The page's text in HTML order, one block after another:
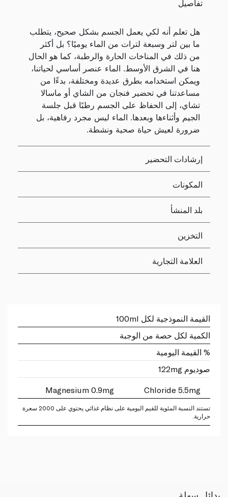
تفاصيل
هل تعلم أنه لكي يعمل الجسم بشكل صحيح، يتطلب
ما بين لتر وسبعة لترات من الماء يوميًا؟ بل أكثر
من ذلك في المناخات الحارة والرطبة، كما هو الحال
هنا في الشرق الأوسط. الماء عنصر أساسي لحياتنا،
ويمكن استخدامه بطرق عديدة ومختلفة، بدءًا من
مساعدتنا في تحضير فنجان من الشاي أو ماسالا
تشاي، إلى الحفاظ على الجسم رطبًا قبل جلسة
الجيم وأثناءها وبعدها. الماء ليس مجرد رفاهية، بل
ضرورة لعيش حياة صحية ونشطة.
إرشادات التحضير
المكونات
بلد المنشأ
التخزين
العلامة التجارية
القيمة النموذجية لكل 100ml
الكمية لكل حصة من الوجبة
% القيمة اليومية
صوديوم 122mg
Magnesium 0.9mg Chloride 5.5mg
تستند النسبة المئوية للقيم اليومية على نظام غذائي يحتوي على 2000 سعرة
حرارية.
بدائل سهلة